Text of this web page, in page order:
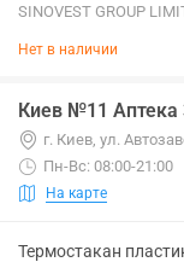
SINOVEST GROUP
Нет в наличии
Киев №11 Аптека
г. Киев, ул.
Пн-Вс: 08:00-21:00
На карте
Термостакан